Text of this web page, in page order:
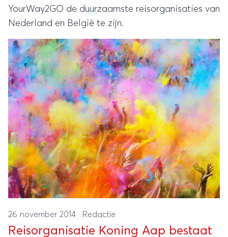
YourWay2GO de duurzaamste reisorganisaties van
Nederland en België te zijn.
26 november 2014 · Redactie
Reisorganisatie Koning Aap bestaat